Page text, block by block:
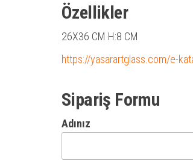
Özellikler
26X36 CM H:8 CM
https://yasarartglass.com/e-
Sipariş Formu
Adınız